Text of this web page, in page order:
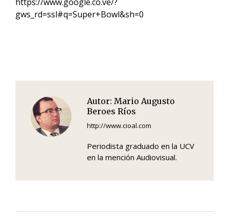
gws_rd=ssl#q=Super+Bowl&sh=0
Autor: Mario Augusto
Beroes Ríos
http://www.cioal.com
Periodista graduado en la UCV
en la mención Audiovisual.